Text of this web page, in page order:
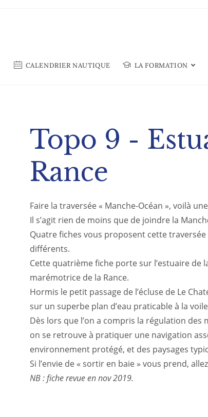
CALENDRIER NAUTIQUE LA FORMATION
Topo 9 -
Rance
Faire la traversée « Manche-Océan », voilà
Il s’agit rien de moins que de joindre la
Quatre fiches vous proposent cette
différents.
Cette quatrième fiche porte sur l’estuaire de
marémotrice de la Rance.
Hormis le petit passage de l’écluse de Le
sur un superbe plan d’eau praticable à la
Dès lors que l’on a compris la régulation
on se retrouve à pratiquer une navigation
environnement protégé, et des paysages
Si l’envie de « sortir en baie » vous prend,
NB : fiche revue en nov 2019.